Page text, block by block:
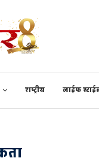
राष्ट्रीय लाईफ